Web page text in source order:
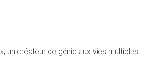
un créateur de génie aux vies multiples